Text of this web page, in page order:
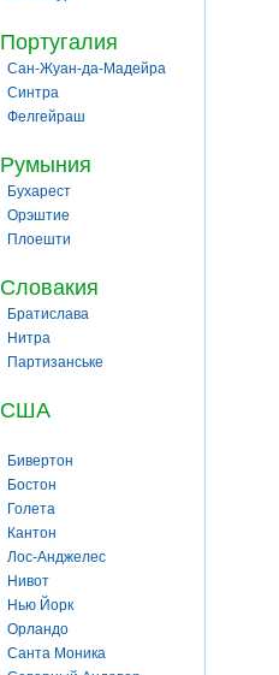
Португалия
Сан-Жуан-да-Мадейра
Синтра
Фелгейраш
Румыния
Бухарест
Орэштие
Плоешти
Словакия
Братислава
Нитра
Партизанське
США
Бивертон
Бостон
Голета
Кантон
Лос-Анджелес
Нивот
Нью Йорк
Орландо
Санта Моника